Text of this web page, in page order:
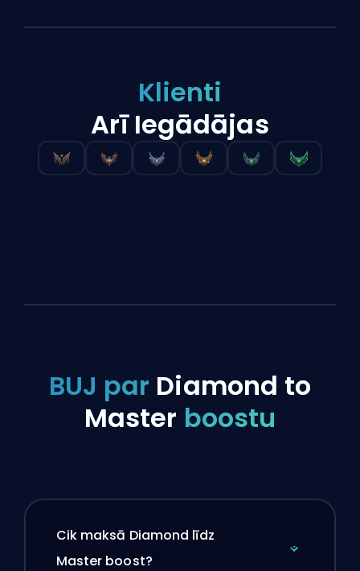
Klienti
Arī Iegādājas
BUJ par Diamond to
Master boostu
Cik maksā Diamond līdz
Master boost?